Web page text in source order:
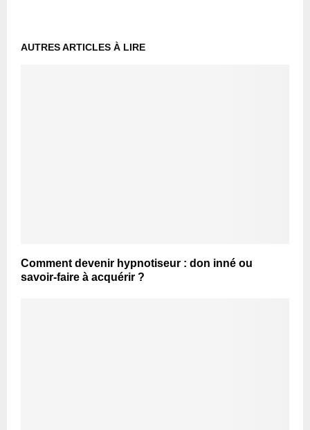
AUTRES ARTICLES À LIRE
Comment devenir hypnotiseur : don inné ou
savoir-faire à acquérir ?